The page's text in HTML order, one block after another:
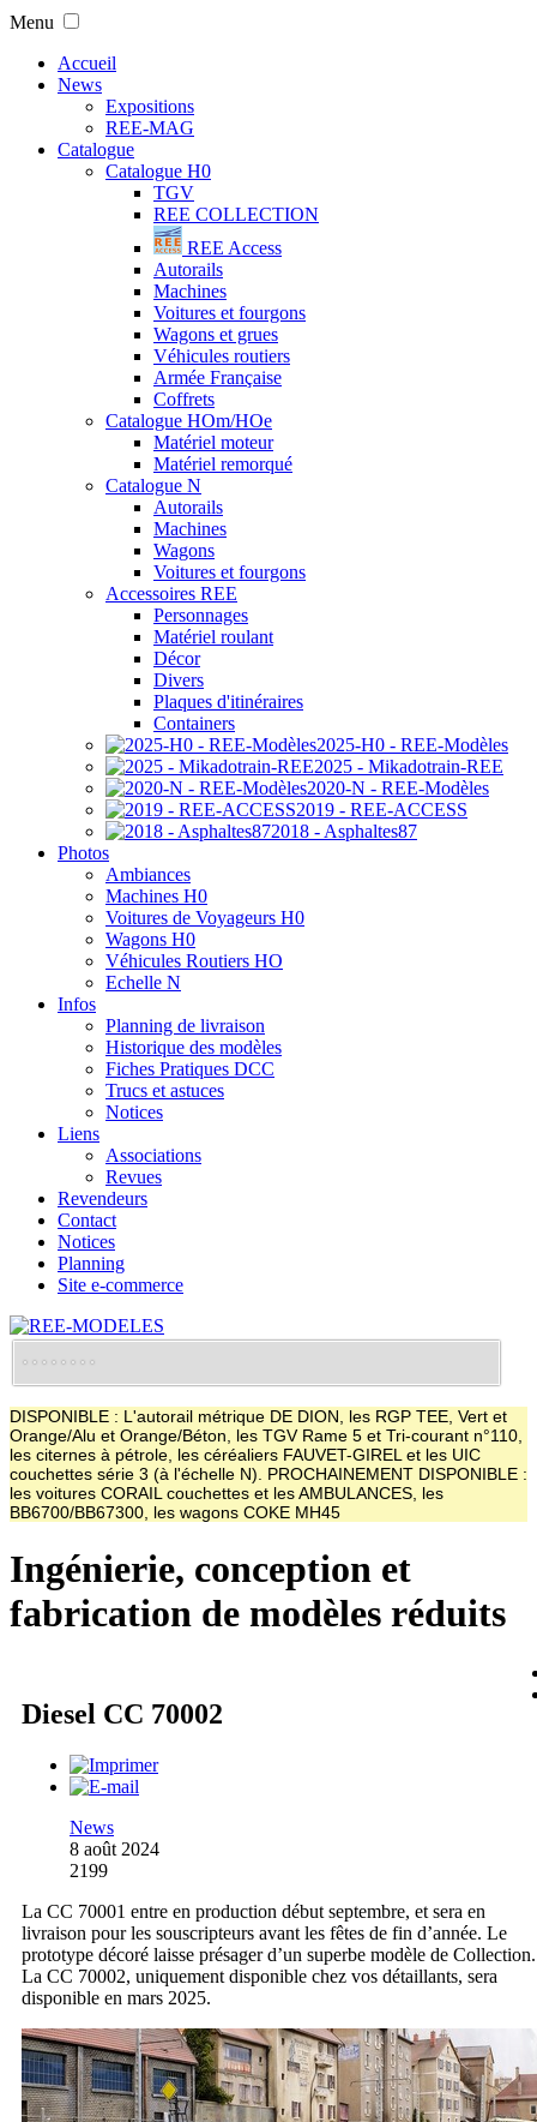
Menu
Accueil
News
Expositions
REE-MAG
Catalogue
Catalogue H0
TGV
REE COLLECTION
REE Access
Autorails
Machines
Voitures et fourgons
Wagons et grues
Véhicules routiers
Armée Française
Coffrets
Catalogue HOm/HOe
Matériel moteur
Matériel remorqué
Catalogue N
Autorails
Machines
Wagons
Voitures et fourgons
Accessoires REE
Personnages
Matériel roulant
Décor
Divers
Plaques d'itinéraires
Containers
2025-H0 - REE-Modèles
2025 - Mikadotrain-REE
2020-N - REE-Modèles
2019 - REE-ACCESS
2018 - Asphaltes87
Photos
Ambiances
Machines H0
Voitures de Voyageurs H0
Wagons H0
Véhicules Routiers HO
Echelle N
Infos
Planning de livraison
Historique des modèles
Fiches Pratiques DCC
Trucs et astuces
Notices
Liens
Associations
Revues
Revendeurs
Contact
Notices
Planning
Site e-commerce
DISPONIBLE : L'autorail métrique DE DION, les RGP TEE, Vert et
Orange/Alu et Orange/Béton, les TGV Rame 5 et Tri-courant n°110,
les citernes à pétrole, les céréaliers FAUVET-GIREL et les UIC
couchettes série 3 (à l'échelle N). PROCHAINEMENT DISPONIBLE :
les voitures CORAIL couchettes et les AMBULANCES, les
BB6700/BB67300, les wagons COKE MH45
Ingénierie, conception et
fabrication de modèles réduits
Diesel CC 70002
News
8 août 2024
2199
La CC 70001 entre en production début septembre, et sera en
livraison pour les souscripteurs avant les fêtes de fin d’année. Le
prototype décoré laisse présager d’un superbe modèle de Collection.
La CC 70002, uniquement disponible chez vos détaillants, sera
disponible en mars 2025.